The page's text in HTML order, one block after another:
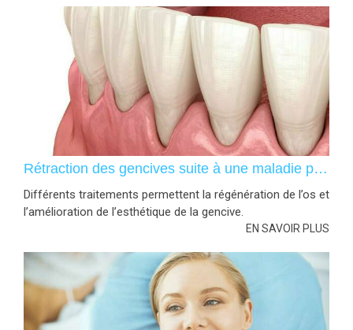
Rétraction des gencives suite à une maladie parodontale
Différents traitements permettent la régénération de l’os et
l’amélioration de l’esthétique de la gencive.
EN SAVOIR PLUS